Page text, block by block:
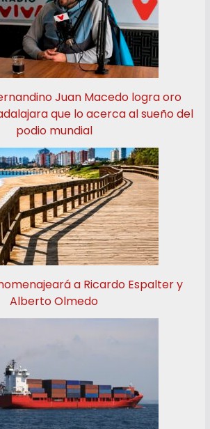
Juan Macedo logra oro
que lo acerca al sueño del
podio mundial
a Ricardo Espalter y
Alberto Olmedo